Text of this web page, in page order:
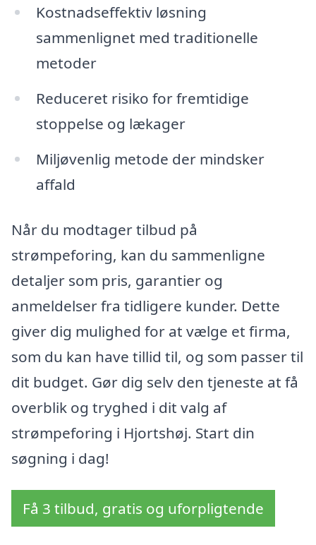
Kostnadseffektiv løsning
sammenlignet med traditionelle
metoder
Reduceret risiko for fremtidige
stoppelse og lækager
Miljøvenlig metode der mindsker
affald
Når du modtager tilbud på
strømpeforing, kan du sammenligne
detaljer som pris, garantier og
anmeldelser fra tidligere kunder. Dette
giver dig mulighed for at vælge et firma,
som du kan have tillid til, og som passer til
dit budget. Gør dig selv den tjeneste at få
overblik og tryghed i dit valg af
strømpeforing i Hjortshøj. Start din
søgning i dag!
Få 3 tilbud, gratis og uforpligtende